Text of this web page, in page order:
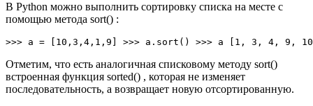
В Python можно выполнить сортировку списка на месте с
помощью метода sort() :
>>> a = [10,3,4,1,9] >>> a.sort() >>> a [1, 3, 4, 9,
Отметим, что есть аналогичная списковому методу sort()
встроенная функция sorted() , которая не изменяет
последовательность, а возвращает новую отсортированную.